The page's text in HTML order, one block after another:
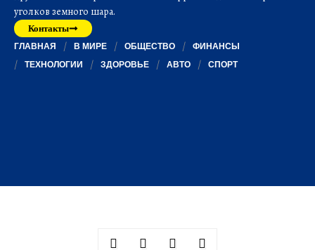
уголков земного шара.
Контакты
ГЛАВНАЯ В МИРЕ ОБЩЕСТВО
ФИНАНСЫ
ТЕХНОЛОГИИ
ЗДОРОВЬЕ АВТО СПОРТ